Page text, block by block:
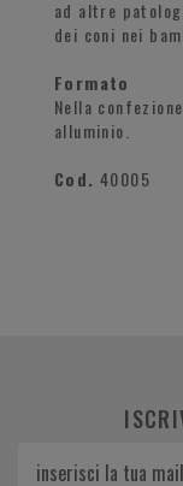
ad altre
dei coni nei
Formato
Nella
alluminio.
Cod. 40005